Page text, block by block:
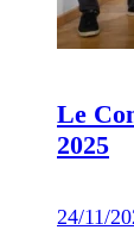
Le
2025
24/11/